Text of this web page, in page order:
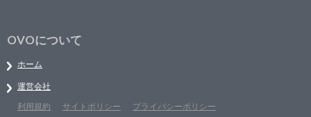
OVOについて
ホーム
運営会社
利用規約
サイトポリシー プライバシーポリシー